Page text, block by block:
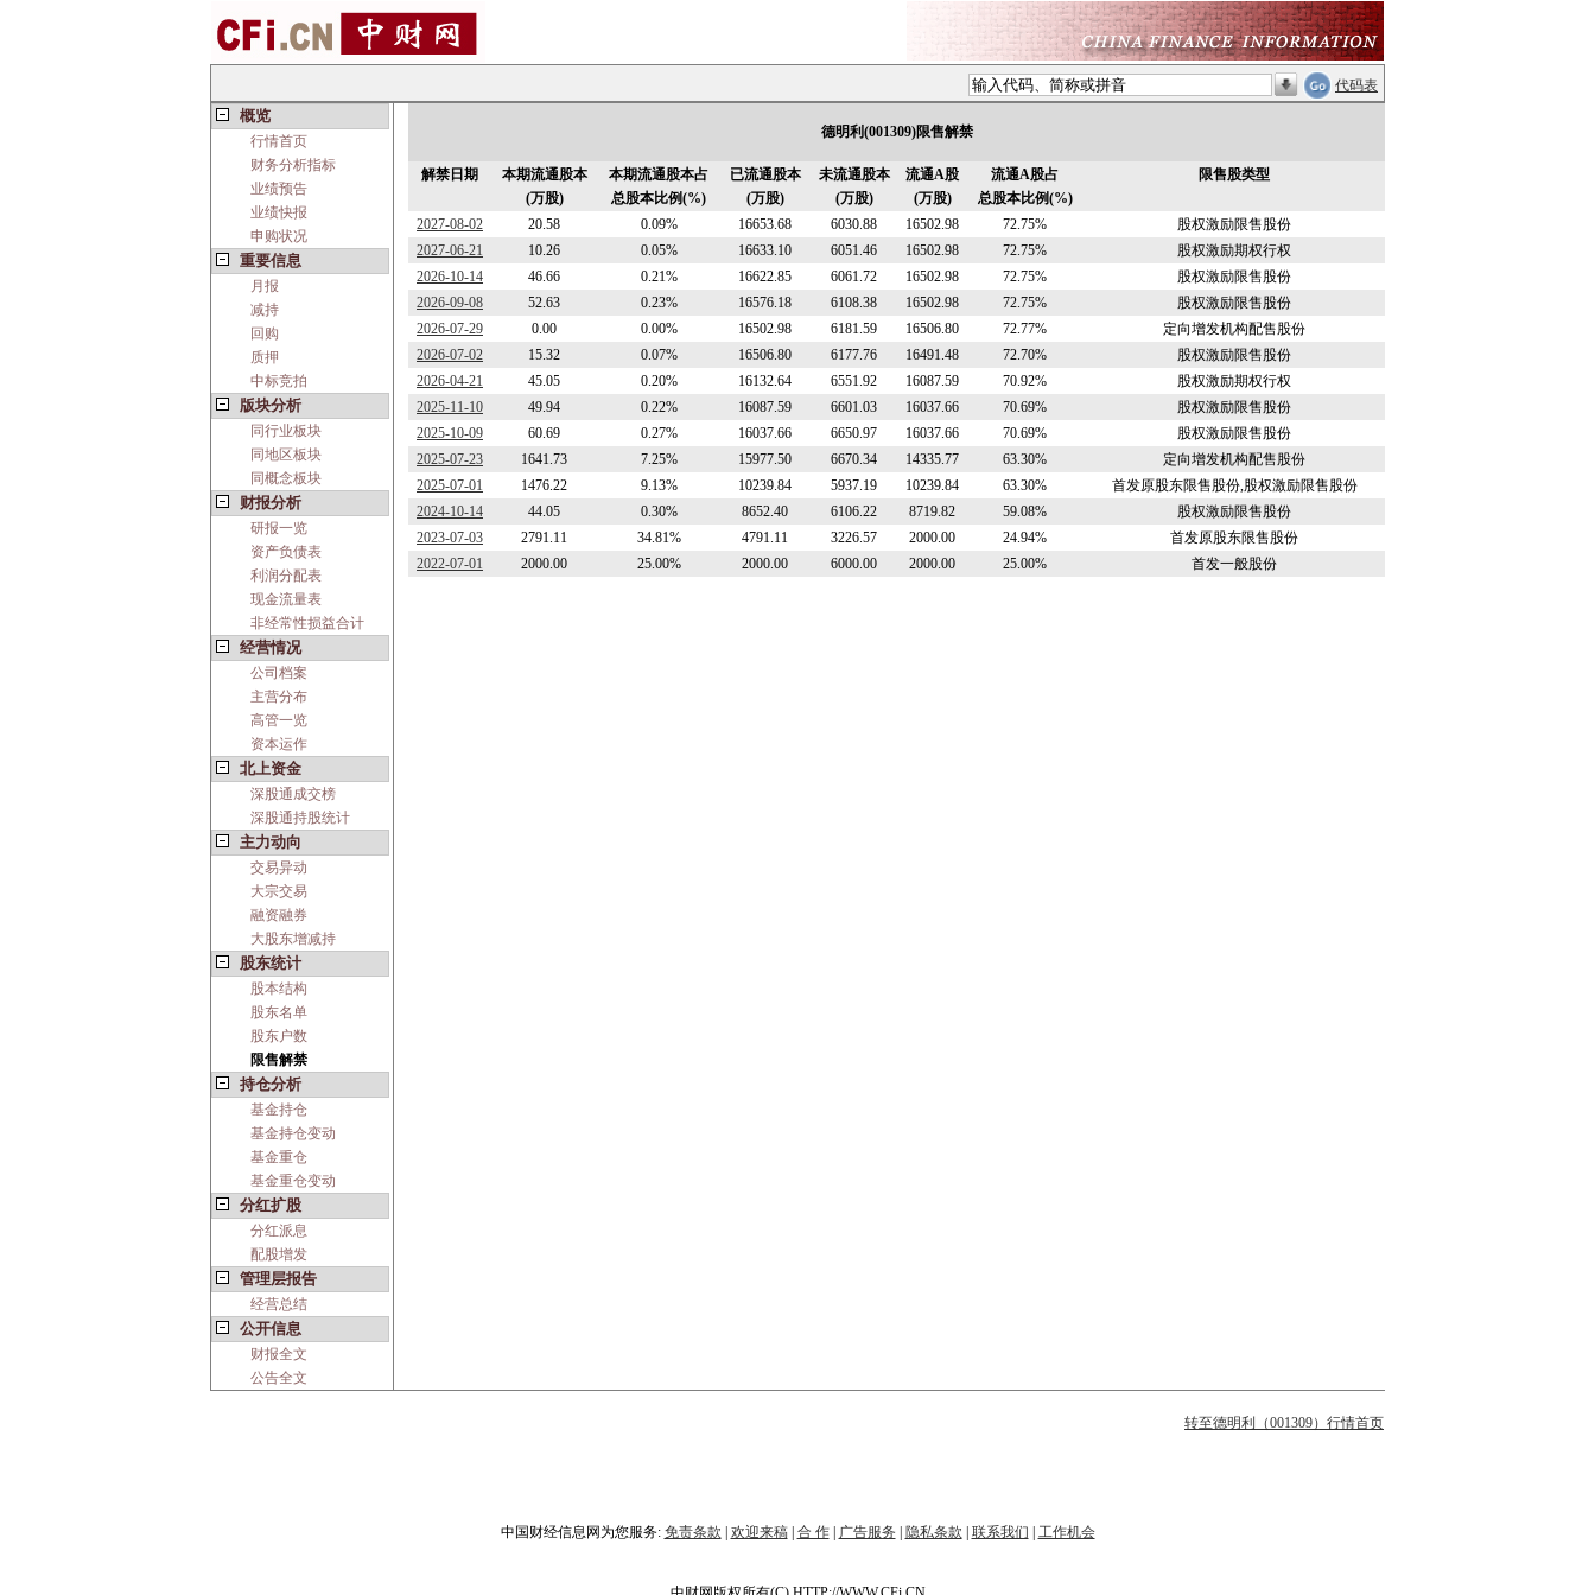
代码表
概览
行情首页
财务分析指标
业绩预告
业绩快报
申购状况
重要信息
月报
减持
回购
质押
中标竞拍
版块分析
同行业板块
同地区板块
同概念板块
财报分析
研报一览
资产负债表
利润分配表
现金流量表
非经常性损益合计
经营情况
公司档案
主营分布
高管一览
资本运作
北上资金
深股通成交榜
深股通持股统计
主力动向
交易异动
大宗交易
融资融券
大股东增减持
股东统计
股本结构
股东名单
股东户数
限售解禁
持仓分析
基金持仓
基金持仓变动
基金重仓
基金重仓变动
分红扩股
分红派息
配股增发
管理层报告
经营总结
公开信息
财报全文
公告全文
德明利(001309)限售解禁
解禁日期
本期流通股本
(万股)
本期流通股本占
总股本比例(%)
已流通股本
(万股)
未流通股本
(万股)
流通A股
(万股)
流通A股占
总股本比例(%)
限售股类型
2027-08-02 20.58 0.09% 16653.68 6030.88 16502.98 72.75%
股权激励限售股份
2027-06-21
10.26 0.05% 16633.10 6051.46 16502.98 72.75%
股权激励期权行权
2026-10-14
46.66 0.21% 16622.85 6061.72 16502.98 72.75%
股权激励限售股份
2026-09-08
52.63 0.23% 16576.18 6108.38 16502.98 72.75%
股权激励限售股份
2026-07-29
0.00 0.00% 16502.98 6181.59 16506.80 72.77%
定向增发机构配售股份
2026-07-02
15.32 0.07% 16506.80 6177.76 16491.48 72.70%
股权激励限售股份
2026-04-21
45.05 0.20% 16132.64 6551.92 16087.59 70.92%
股权激励期权行权
2025-11-10
49.94 0.22% 16087.59 6601.03 16037.66 70.69%
股权激励限售股份
2025-10-09
60.69 0.27% 16037.66 6650.97 16037.66 70.69%
股权激励限售股份
2025-07-23
1641.73 7.25% 15977.50 6670.34 14335.77 63.30%
定向增发机构配售股份
2025-07-01
1476.22 9.13% 10239.84 5937.19 10239.84 63.30%
首发原股东限售股份,股权激励限售股份
2024-10-14
44.05 0.30% 8652.40 6106.22 8719.82 59.08%
股权激励限售股份
2023-07-03
2791.11 34.81% 4791.11 3226.57 2000.00 24.94%
首发原股东限售股份
2022-07-01
2000.00 25.00% 2000.00 6000.00 2000.00 25.00% 首发一般股份
转至德明利（001309）行情首页
中国财经信息网为您服务: 免责条款 欢迎来稿| 合 作| 广告服务 隐私条款 联系我们 工作机会